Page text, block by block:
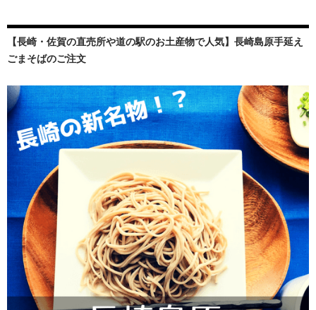
【長崎・佐賀の直売所や道の駅のお土産物で人気】長崎島原手延え
ごまそばのご注文